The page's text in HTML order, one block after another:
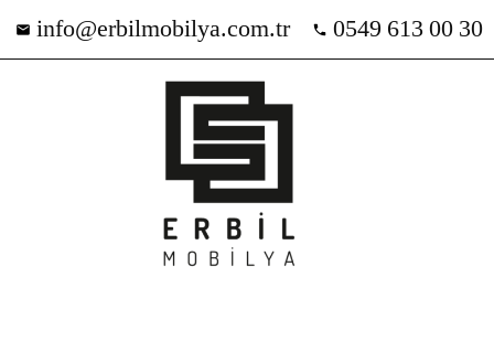
info@erbilmobilya.com.tr 0549 613 00 30